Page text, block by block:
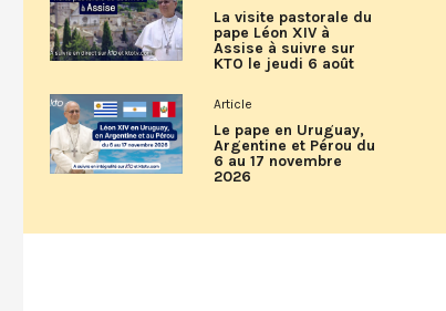
La visite pastorale du
pape Léon XIV à
Assise à suivre sur
KTO le jeudi 6 août
Article
Le pape en Uruguay,
Argentine et Pérou du
6 au 17 novembre
2026